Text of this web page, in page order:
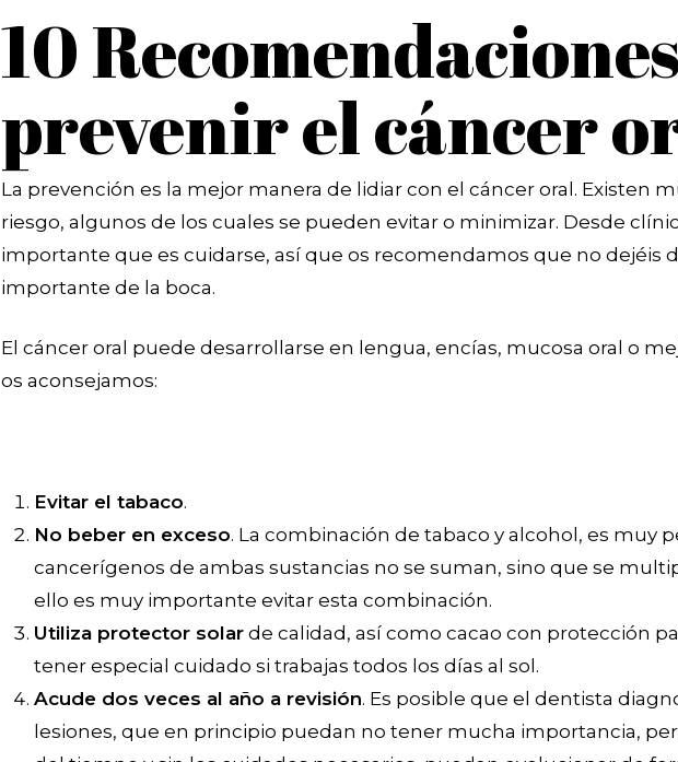
10
prevenir el cáncer
La prevención es la mejor manera de lidiar con el cáncer oral. Existen
riesgo, algunos de los cuales se pueden evitar o minimizar. Desde
importante que es cuidarse, así que os recomendamos que no dejéis
importante de la boca.
El cáncer oral puede desarrollarse en lengua, encías, mucosa oral o
os aconsejamos:
Evitar el tabaco.
No beber en exceso. La combinación de tabaco y alcohol, es muy
cancerígenos de ambas sustancias no se suman, sino que se
ello es muy importante evitar esta combinación.
Utiliza protector solar de calidad, así como cacao con protección
tener especial cuidado si trabajas todos los días al sol.
Acude dos veces al año a revisión. Es posible que el dentista
lesiones, que en principio puedan no tener mucha importancia,